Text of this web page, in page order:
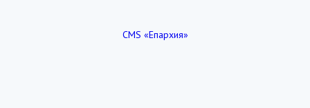
CMS «Епархия»